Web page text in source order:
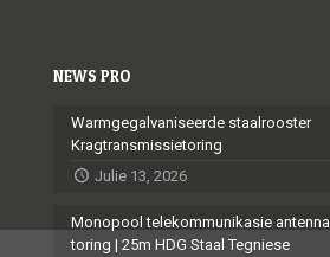
NEWS PRO
Warmgegalvaniseerde staalrooster
Kragtransmissietoring
Julie 13, 2026
Monopool telekommunikasie antenna
toring | 25m HDG Staal Tegniese